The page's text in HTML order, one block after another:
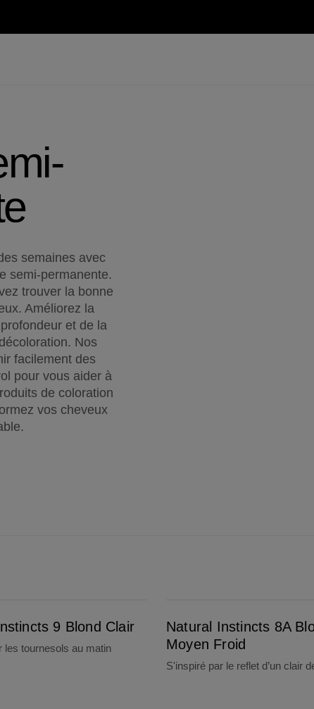
semaines avec
semi-permanente.
trouver la bonne
Améliorez la
et de la
Nos
facilement des
pour vous aider à
de coloration
vos cheveux
9 Blond Clair
les tournesols au matin
Natural Instincts 8A
Moyen Froid
S'inspiré par le reflet d’un clair